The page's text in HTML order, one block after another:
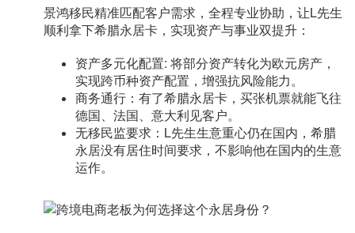
景鸿移民精准匹配客户需求，全程专业协助，让L先生
顺利拿下希腊永居卡 ，实现资产与事业双提升：
资产多元化配置: 将部分资产转化为欧元房产，
实现跨币种资产配置，增强抗风险能力。
商务通行：有了希腊永居卡，买张机票就能飞往
德国、法国、意大利见客户。
无移民监要求：L先生生意重心仍在国内，希腊
永居没有居住时间要求，不影响他在国内的生意
运作。